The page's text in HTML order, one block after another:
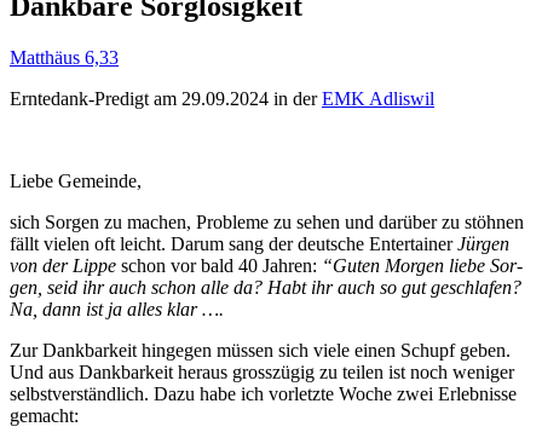
Matthäus 6,33
Erntedank-Predigt am 29.09.2024 in derEMK Adliswil
Liebe Gemeinde,
sich Sor­gen zu machen, Prob­leme zu sehen und darüber zu stöh­nen
fällt vie­len oft leicht. Darum sang der deutsche Enter­tain­erJür­gen
von der Lippe schon vor bald 40 Jahren: “Guten Mor­gen liebe Sor­
gen, seid ihr auch schon alle da? Habt ihr auch so gut geschlafen?
Na, dann ist ja alles klar ….
Zur Dankbarkeit hinge­gen müssen sich viele einen Schupf geben.
Und aus Dankbarkeit her­aus grosszügig zu teilen ist noch weniger
selb­stver­ständlich. Dazu habe ich vor­let­zte Woche zwei Erleb­nisse
gemacht: